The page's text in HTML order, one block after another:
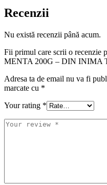
INIMA
Recenzii
Nu există recenzii până acum.
Fii primul care scrii o
MENTA 200G – DIN INIMA
Adresa ta de email nu va fi
marcate cu *
Your rating *